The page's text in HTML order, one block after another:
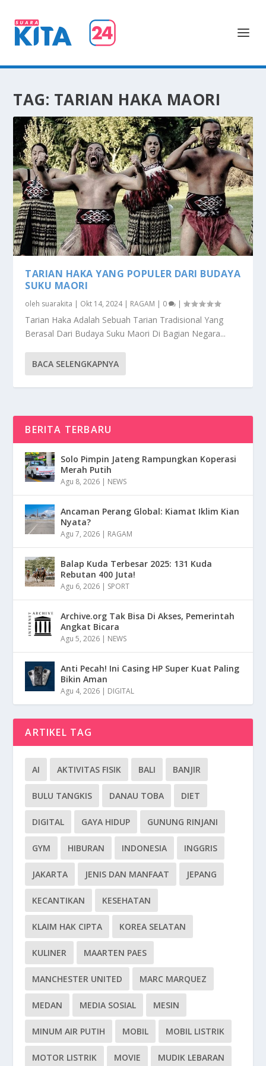
TAG: TARIAN HAKA MAORI
TARIAN HAKA YANG POPULER DARI BUDAYA
SUKU MAORI
oleh suarakita | Okt 14, 2024| RAGAM | 0 |
Tarian Haka Adalah Sebuah Tarian Tradisional Yang
Berasal Dari Budaya Suku Maori Di Bagian Negara...
BACA SELENGKAPNYA
BERITA TERBARU
Solo Pimpin Jateng Rampungkan Koperasi
Merah Putih
Agu 8, 2026 | NEWS
Ancaman Perang Global: Kiamat Iklim Kian
Nyata?
Agu 7, 2026 | RAGAM
Balap Kuda Terbesar 2025: 131 Kuda
Rebutan 400 Juta!
Agu 6, 2026 | SPORT
Archive.org Tak Bisa Di Akses, Pemerintah
Angkat Bicara
Agu 5, 2026 | NEWS
Anti Pecah! Ini Casing HP Super Kuat Paling
Bikin Aman
Agu 4, 2026 | DIGITAL
ARTIKEL TAG
AI AKTIVITAS FISIK BALI BANJIR
BULU TANGKIS DANAU TOBA DIET
DIGITAL GAYA HIDUP GUNUNG RINJANI
GYM HIBURAN INDONESIA INGGRIS
JAKARTA JENIS DAN MANFAAT JEPANG
KECANTIKAN KESEHATAN
KLAIM HAK CIPTA KOREA SELATAN
KULINER MAARTEN PAES
MANCHESTER UNITED MARC MARQUEZ
MEDAN MEDIA SOSIAL MESIN
MINUM AIR PUTIH MOBIL MOBIL LISTRIK
MOTOR LISTRIK MOVIE MUDIK LEBARAN